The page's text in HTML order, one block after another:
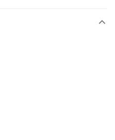
大用戶可立即使用無須另外申請。